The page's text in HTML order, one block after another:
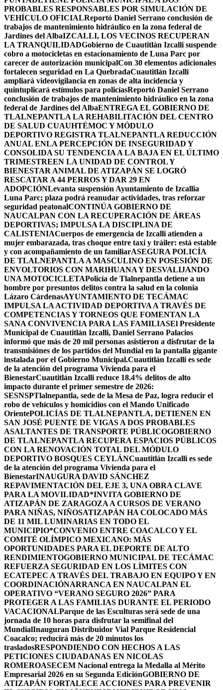
PROBABLES RESPONSABLES POR SIMULACIÓN DE
VEHÍCULO OFICIALReportó Daniel Serrano conclusión de
trabajos de mantenimiento hidráulico en la zona federal de
Jardines del AlbaIZCALLI, LOS VECINOS RECUPERAN
LA TRANQUILIDADGobierno de Cuautitlán Izcalli suspende
cobro a motocicletas en estacionamiento de Luna Parc por
carecer de autorización municipalCon 30 elementos adicionales
fortalecen seguridad en La QuebradaCuautitlán Izcalli
ampliará videovigilancia en zonas de alta incidencia y
quintuplicará estímulos para policíasReportó Daniel Serrano
conclusión de trabajos de mantenimiento hidráulico en la zona
federal de Jardines del AlbaENTREGA EL GOBIERNO DE
TLALNEPANTLA LA REHABILITACIÓN DEL CENTRO
DE SALUD CUAUHTÉMOC Y MÓDULO
DEPORTIVO REGISTRA TLALNEPANTLA REDUCCIÓN
ANUAL ENLA PERCEPCIÓN DE INSEGURIDAD Y
CONSOLIDA SU TENDENCIA A LA BAJA EN EL ÚLTIMO
TRIMESTREEN LA UNIDAD DE CONTROL Y
BIENESTAR ANIMAL DE ATIZAPÁN SE LOGRÓ
RESCATAR A 44 PERROS Y DAR 29 EN
ADOPCIÓNLevanta suspensión Ayuntamiento de Izcallia
Luna Parc; plaza podrá reanudar actividades, tras reforzar
seguridad peatonalCONTINÚA GOBIERNO DE
NAUCALPAN CON LA RECUPERACIÓN DE ÁREAS
DEPORTIVAS; IMPULSA LA DISCIPLINA DE
CALISTENIACuerpos de emergencia de Izcalli atienden a
mujer embarazada, tras choque entre taxi y tráiler: está estable
y con acompañamiento de un familiarASEGURA POLICÍA
DE TLALNEPANTLA A MASCULINO EN POSESIÓN DE
ENVOLTORIOS CON MARIHUANA Y DESVALIJANDO
UNA MOTOCICLETAPolicía de Tlalnepantla detiene a un
hombre por presuntos delitos contra la salud en la colonia
Lázaro CárdenasAYUNTAMIENTO DE TECÁMAC
IMPULSA LA ACTIVIDAD DEPORTIVA A TRAVÉS DE
COMPETENCIAS Y TORNEOS QUE FOMENTAN LA
SANA CONVIVENCIA PARA LAS FAMILIASEl Presidente
Municipal de Cuautitlán Izcalli, Daniel Serrano Palacios
informó que más de 20 mil personas asistieron a disfrutar de la
transmisiónes de los partidos del Mundial en la pantalla gigante
instalada por el Gobierno Municipal.Cuautitlán Izcalli es sede
de la atención del programa Vivienda para el
BienestarCuautitlán Izcalli reduce 18.4% delitos de alto
impacto durante el primer semestre de 2026:
SESNSPTlalnepantla, sede de la Mesa de Paz, logra reducir el
robo de vehículos y homicidios con el Mando Unificado
OrientePOLICÍAS DE TLALNEPANTLA, ​DETIENEN EN
SAN JOSÉ PUENTE DE VIGAS A DOS PROBABLES
ASALTANTES DE TRANSPORTE PÚBLICOGOBIERNO
DE TLALNEPANTLA RECUPERA ESPACIOS PÚBLICOS
CON LA RENOVACIÓN TOTAL DEL MÓDULO
DEPORTIVO BOSQUES CEYLÁNCuautitlán Izcalli es sede
de la atención del programa Vivienda para el
BienestarINAUGURA DAVID SÁNCHEZ
REPAVIMENTACIÓN DEL EJE 3, UNA OBRA CLAVE
PARA LA MOVILIDAD*INVITA GOBIERNO DE
ATIZAPÁN DE ZARAGOZA A CURSOS DE VERANO
PARA NIÑAS, NIÑOSATIZAPÁN HA COLOCADO MÁS
DE 11 MIL LUMINARIAS EN TODO EL
MUNICIPIO*CONVENIO ENTRE COACALCO Y EL
COMITÉ OLÍMPICO MEXICANO: MÁS
OPORTUNIDADES PARA EL DEPORTE DE ALTO
RENDIMIENTOGOBIERNO MUNICIPAL DE TECÁMAC
REFUERZA SEGURIDAD EN LOS LÍMITES CON
ECATEPEC A TRAVÉS DEL TRABAJO EN EQUIPO Y EN
COORDINACIÓNARRANCA EN NAUCALPAN EL
OPERATIVO “VERANO SEGURO 2026” PARA
PROTEGER A LAS FAMILIAS DURANTE EL PERIODO
VACACIONALParque de las Esculturas será sede de una
jornada de 10 horas para disfrutar la semifinal del
MundialInauguran Distribuidor Vial Parque Residencial
Coacalco; reducirá más de 20 minutos los
trasladosRESPONDIENDO CON HECHOS A LAS
PETICIONES CIUDADANAS EN NICOLAS
ROMEROASECEM Nacional entrega la Medalla al Mérito
Empresarial 2026 en su Segunda EdiciónGOBIERNO DE
ATIZAPÁN FORTALECE ACCIONES PARA PREVENIR